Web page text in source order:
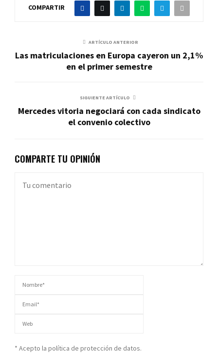
COMPARTIR
ARTÍCULO ANTERIOR
Las matriculaciones en Europa cayeron un 2,1%
en el primer semestre
SIGUIENTE ARTÍCULO
Mercedes vitoria negociará con cada sindicato
el convenio colectivo
COMPARTE TU OPINIÓN
* Acepto la política de protección de datos.